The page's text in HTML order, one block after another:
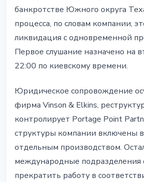
банкротстве Южного округа
процесса, по словам компании,
ликвидация с одновременной
Первое слушание назначено на
22:00 по киевскому времени.
Юридическое сопровождение
фирма Vinson & Elkins,
контролирует Portage Point
структуры компании включены
отдельным производством.
международные подразделения
прекратить работу в